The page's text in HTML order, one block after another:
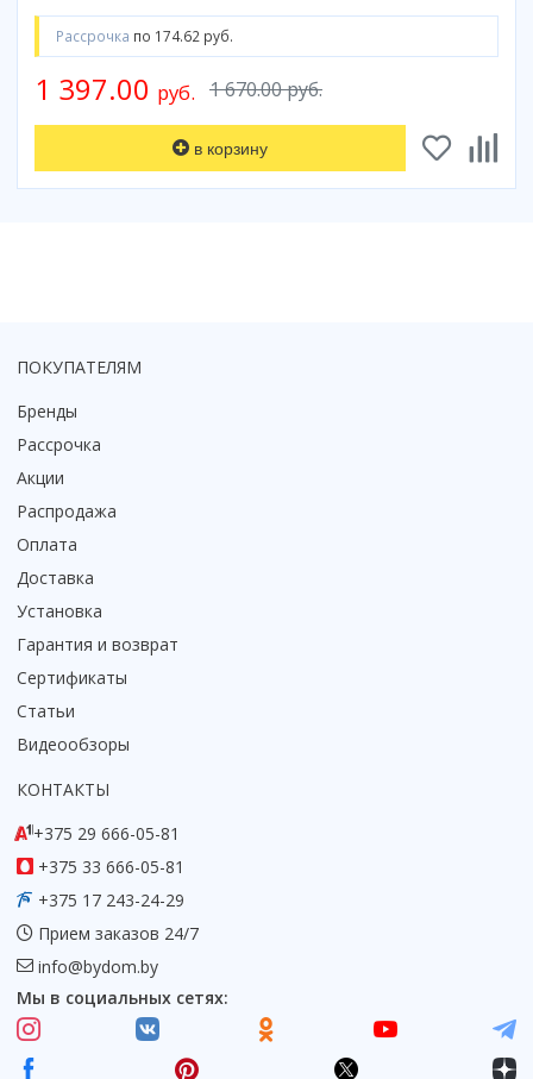
Рассрочка по 174.62 руб.
1 670.00 руб.
1 397.00 руб.
в корзину
ПОКУПАТЕЛЯМ
Бренды
Рассрочка
Акции
Распродажа
Оплата
Доставка
Установка
Гарантия и возврат
Сертификаты
Статьи
Видеообзоры
КОНТАКТЫ
+375 29 666-05-81
+375 33 666-05-81
+375 17 243-24-29
Прием заказов 24/7
info@bydom.by
Мы в социальных сетях: